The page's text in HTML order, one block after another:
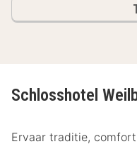
Schlosshotel
Ervaar traditie,